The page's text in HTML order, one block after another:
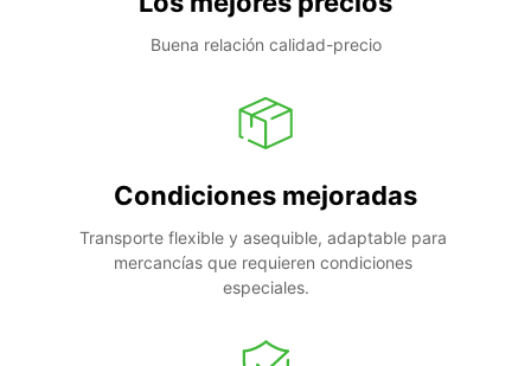
Buena relación calidad-precio
Condiciones mejoradas
Transporte flexible y asequible, adaptable para
mercancías que requieren condiciones
especiales.